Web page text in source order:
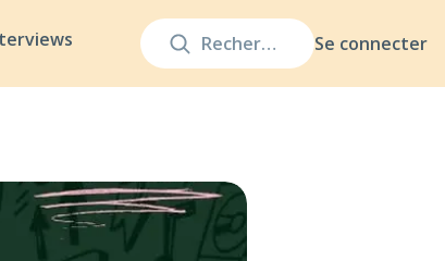
Se connecter